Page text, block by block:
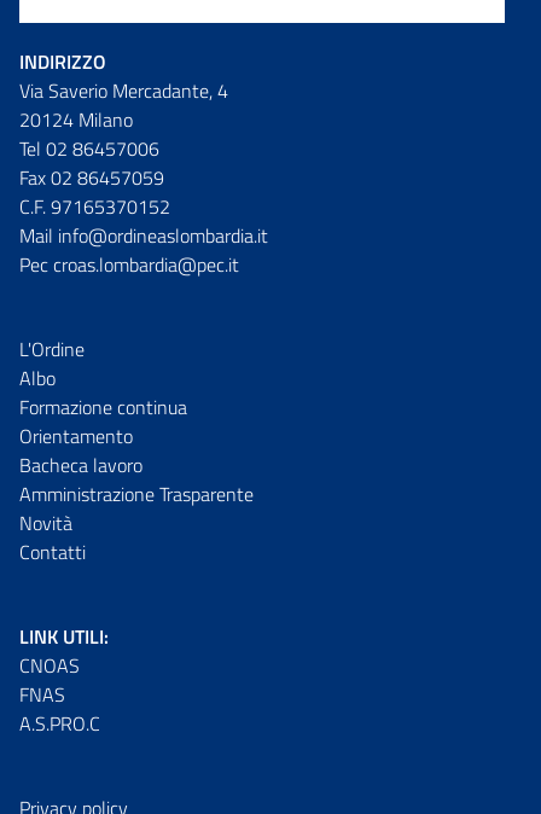
INDIRIZZO
Via Saverio Mercadante, 4
20124 Milano
Tel 02 86457006
Fax 02 86457059
C.F. 97165370152
Mail info@ordineaslombardia.it
Pec croas.lombardia@pec.it
L'Ordine
Albo
Formazione continua
Orientamento
Bacheca lavoro
Amministrazione Trasparente
Novità
Contatti
LINK UTILI:
CNOAS
FNAS
A.S.PRO.C
Privacy policy